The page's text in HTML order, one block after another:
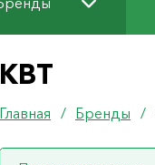
КВТ
Главная / Бренды /